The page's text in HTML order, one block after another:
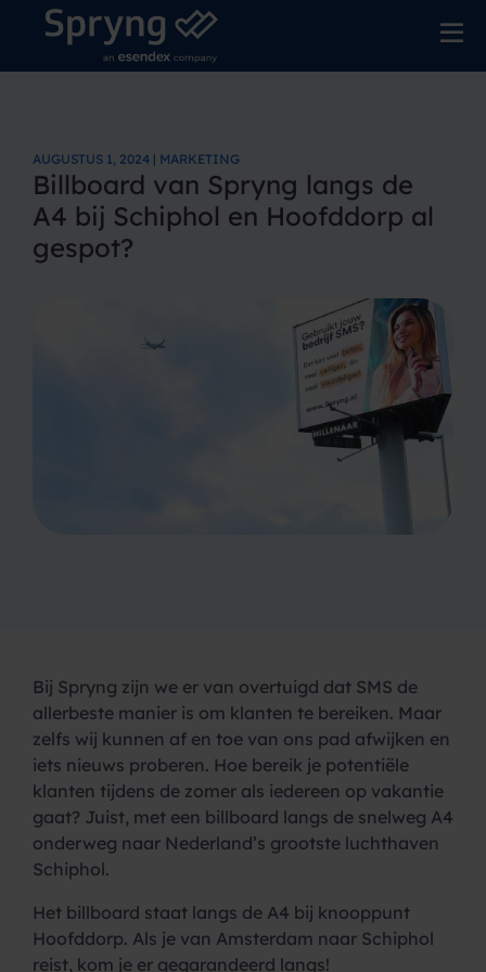
AUGUSTUS 1, 2024 | MARKETING
Billboard van Spryng langs de
A4 bij Schiphol en Hoofddorp al
gespot?
Bij Spryng zijn we er van overtuigd dat SMS de
allerbeste manier is om klanten te bereiken. Maar
zelfs wij kunnen af en toe van ons pad afwijken en
iets nieuws proberen. Hoe bereik je potentiële
klanten tijdens de zomer als iedereen op vakantie
gaat? Juist, met een billboard langs de snelweg A4
onderweg naar Nederland’s grootste luchthaven
Schiphol.
Het billboard staat langs de A4 bij knooppunt
Hoofddorp. Als je van Amsterdam naar Schiphol
reist, kom je er gegarandeerd langs!